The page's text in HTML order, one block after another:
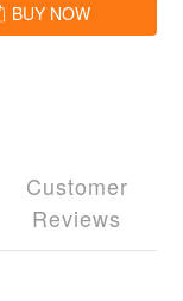
BUY NOW
Customer
Reviews